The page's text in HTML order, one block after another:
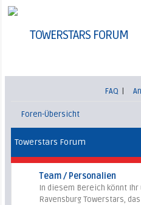
TOWERSTARS FORUM
FAQ
Foren-Übersicht
Towerstars Forum
Team / Personalien
In diesem Bereich könnt Ihr
Ravensburg Towerstars,